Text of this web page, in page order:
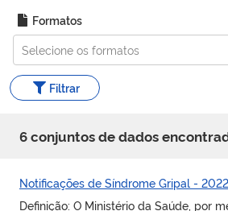
Formatos
Selecione os formatos
Filtrar
6conjuntosde dados
Notificações de Síndrome Gripal - 2022
Definição: O Ministério da Saúde, por